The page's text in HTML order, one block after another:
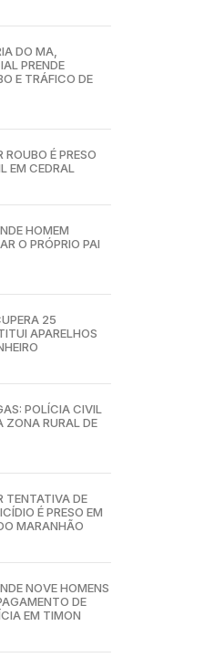
DO MA,
PRENDE
E TRÁFICO DE
É PRESO
EM CEDRAL
HOMEM
O PRÓPRIO PAI
25
APARELHOS
POLÍCIA CIVIL
ZONA RURAL DE
TENTATIVA DE
É PRESO EM
MARANHÃO
NOVE HOMENS
DE
EM TIMON